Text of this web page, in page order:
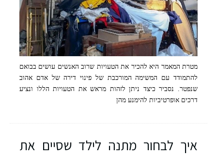
מטרת המאמר היא להכיר את הטעויות שרוב האנשים עושים בבואם
להתמודד עם המשימה המורכבת של פינוי דירה של אדם אהוב
שנפטר. נסביר כיצד ניתן לזהות מראש את הטעויות הללו ונציע
דרכים אופרטיביות להימנע מהן
איך לבחור מתנה לילד שסיים את